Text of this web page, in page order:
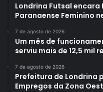
Londrina Futsal encara
Paranaense Feminino
7 de agosto de 2026
Um mês de
serviu mais de 12,5 mil
7 de agosto de 2026
Prefeitura de Londrina
Empregos da Zona